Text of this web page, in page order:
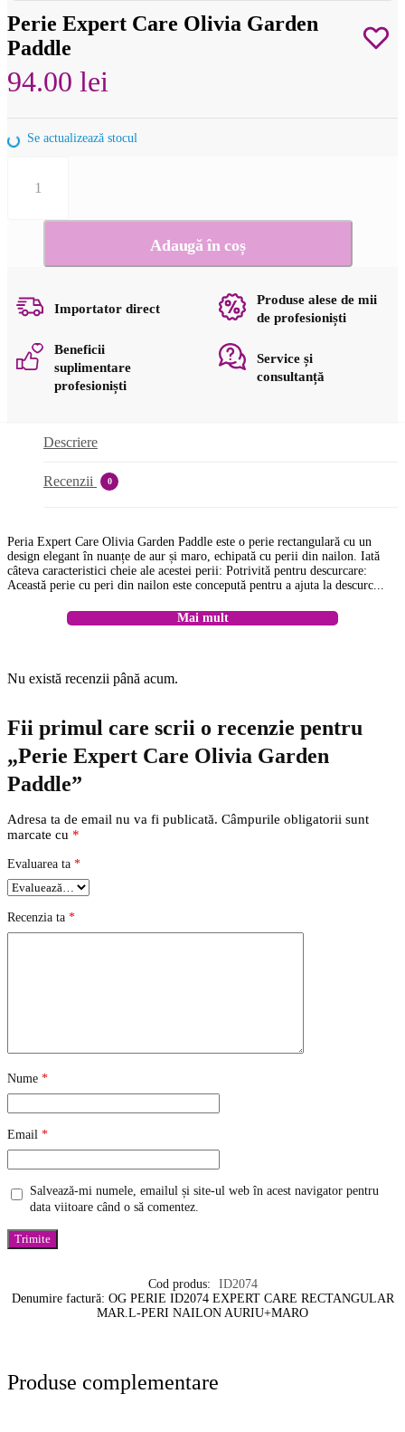
Perie Expert Care Olivia Garden
Paddle
94.00 lei
Se actualizează stocul
Expert
Adaugă în coș
Importator direct
Produse alese de mii
de profesioniști
Beneficii
suplimentare
profesioniști
Service și
consultanță
Descriere
Recenzii 0
Peria Expert Care Olivia Garden Paddle este o perie rectangulară cu un
design elegant în nuanțe de aur și maro, echipată cu perii din nailon. Iată
câteva caracteristici cheie ale acestei perii: Potrivită pentru descurcare:
Această perie cu peri din nailon este concepută pentru a ajuta la descurc...
Mai mult
Nu există recenzii până acum.
Fii primul care scrii o recenzie pentru
„Perie Expert Care Olivia Garden
Paddle”
Adresa ta de email nu va fi publicată. Câmpurile obligatorii sunt
marcate cu *
Evaluarea ta *
Recenzia ta *
Nume *
Email *
Salvează-mi numele, emailul și site-ul web în acest navigator pentru
data viitoare când o să comentez.
Cod produs:
ID2074
Denumire factură: OG PERIE ID2074 EXPERT CARE RECTANGULAR
MAR.L-PERI NAILON AURIU+MARO
Produse complementare